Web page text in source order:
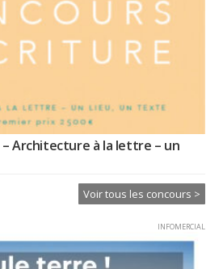
– Architecture à la lettre – un
Voir tous les concours >
INFOMERCIAL